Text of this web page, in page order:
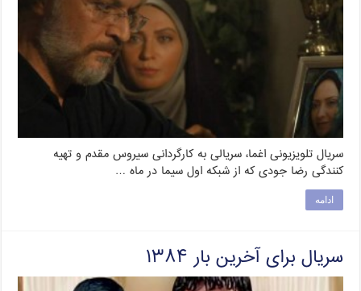
سریال تلویزیونی اغما، سریالی به کارگردانی سیروس مقدم و تهیه
کنندگی رضا جودی که از شبکه اول سیما در ماه …
ادامه
سریال برای آخرین بار ۱۳۸۴